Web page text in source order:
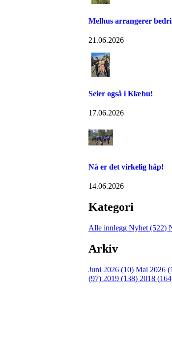
Melhus arrangerer
21.06.2026
Seier også i Klæbu!
17.06.2026
Nå er det virkelig håp!
14.06.2026
Kategori
Alle innlegg Nyhet (522)
Arkiv
Juni 2026 (10) Mai 2026
(97) 2019 (138) 2018